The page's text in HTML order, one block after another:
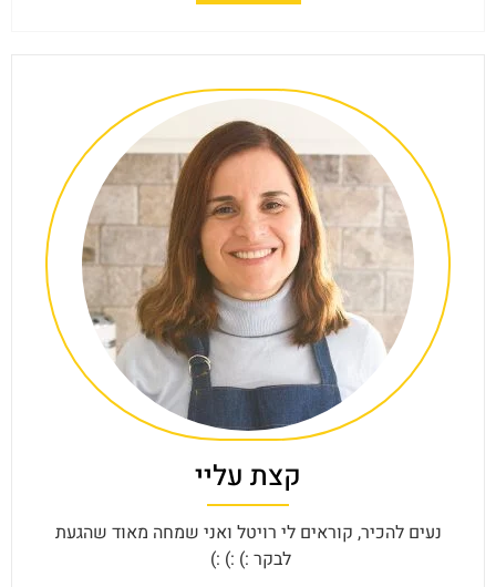
קצת עליי
נעים להכיר, קוראים לי רויטל ואני שמחה מאוד שהגעת
לבקר :) :) :)